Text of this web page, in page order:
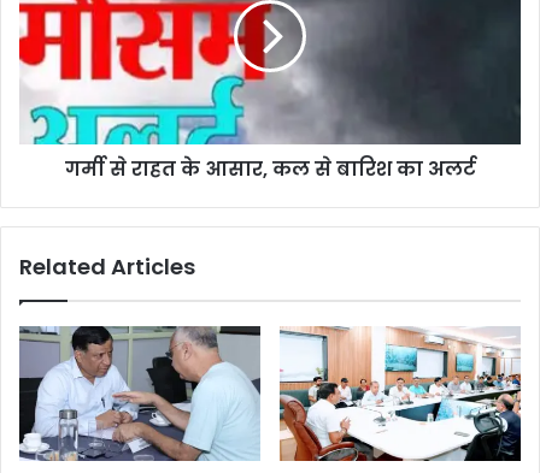
गर्मी से राहत के आसार, कल से बारिश का अलर्ट
Related Articles